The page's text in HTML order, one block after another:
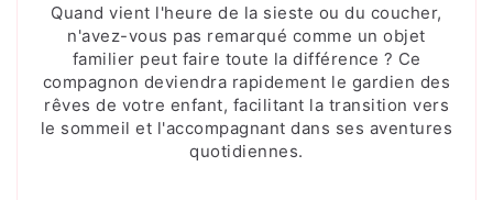
Quand vient l'heure de la sieste ou du coucher,
n'avez-vous pas remarqué comme un objet
familier peut faire toute la différence ? Ce
compagnon deviendra rapidement le gardien des
rêves de votre enfant, facilitant la transition vers
le sommeil et l'accompagnant dans ses aventures
quotidiennes.